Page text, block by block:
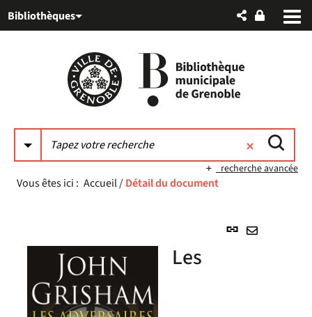
au
auBibliothèques
recherche avancée
Vous êtes ici : Accueil/Détail du document
Lien
Les